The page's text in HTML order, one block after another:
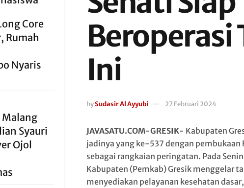
Beroperasi
Ini
bySudasir Al Ayyubi 27 Februari 2024
JAVASATU.COM-GRESIK- Kabupaten
jadinya yang ke-537 dengan pembukaan
sebagai rangkaian peringatan. Pada
Kabupaten (Pemkab) Gresik menggelar
menyediakan pelayanan kesehatan
Core
Rumah
Nyaris
Malang
Syauri
Ojol